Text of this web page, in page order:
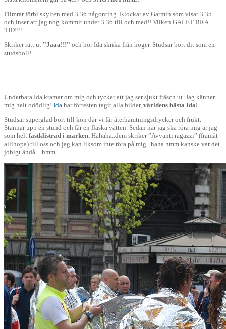
Flimrar förbi skylten med 3.36 någonting. Klockar av Garmin som visar 3.35
och inser att jag nog kommit under 3.36 till och med!! Vilken GALET BRA
TID!!!!
Skriker rätt ut ”Jaaa!!!” och hör Ida skrika från höger. Studsar bort dit som en
studsboll!
Underbara Ida kramar om mig och tycker att jag ser sjukt fräsch ut. Jag känner
mig helt odödlig! Ida har förresten tagit alla bilder, världens bästa Ida!
Studsar superglad bort till kön där vi får återhämtningsdrycker och frukt.
Stannar upp en stund och får en flaska vatten. Sedan när jag ska röra mig är jag
som helt fastklistrad i marken. Hahaha..dem skriker ”Avvanti ragazzi” (framåt
allihopa) till oss och jag kan liksom inte röra på mig.. haha hmm kanske var det
jobigt ändå…hmm..